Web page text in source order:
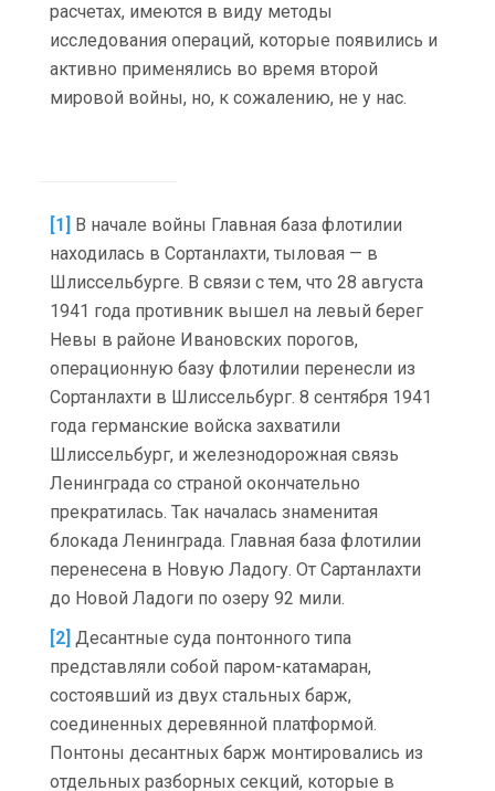
расчетах, имеются в виду методы
исследования операций, которые появились и
активно применялись во время второй
мировой войны, но, к сожалению, не у нас.
[1]
В начале войны Главная база флотилии
находилась в Сортанлахти, тыловая — в
Шлиссельбурге. В связи с тем, что 28 августа
1941 года противник вышел на левый берег
Невы в районе Ивановских порогов,
операционную базу флотилии перенесли из
Сортанлахти в Шлиссельбург. 8 сентября 1941
года германские войска захватили
Шлиссельбург, и железнодорожная связь
Ленинграда со страной окончательно
прекратилась. Так началась знаменитая
блокада Ленинграда. Главная база флотилии
перенесена в Новую Ладогу. От Сартанлахти
до Новой Ладоги по озеру 92 мили.
[2] Десантные суда понтонного типа
представляли собой паром-катамаран,
состоявший из двух стальных барж,
соединенных деревянной платформой.
Понтоны десантных барж монтировались из
отдельных разборных секций, которые в